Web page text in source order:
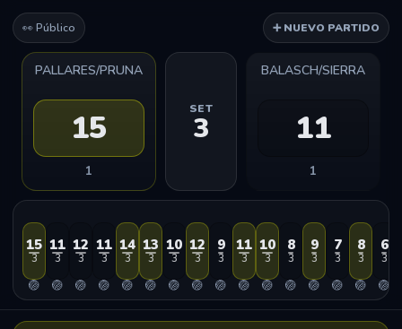
👀 Público ➕ NUEVO PARTIDO
PALLARES/PRUNA
15
1
SET
3
BALASCH/SIERRA
11
1
15
3
🏐
11
3
🏐
12
3
🏐
11
3
🏐
14
3
🏐
13
3
🏐
10
3
🏐
12
3
🏐
9
3
🏐
11
3
🏐
10
3
🏐
8
3
🏐
9
3
🏐
7
3
🏐
8
3
🏐
6
3
🏐